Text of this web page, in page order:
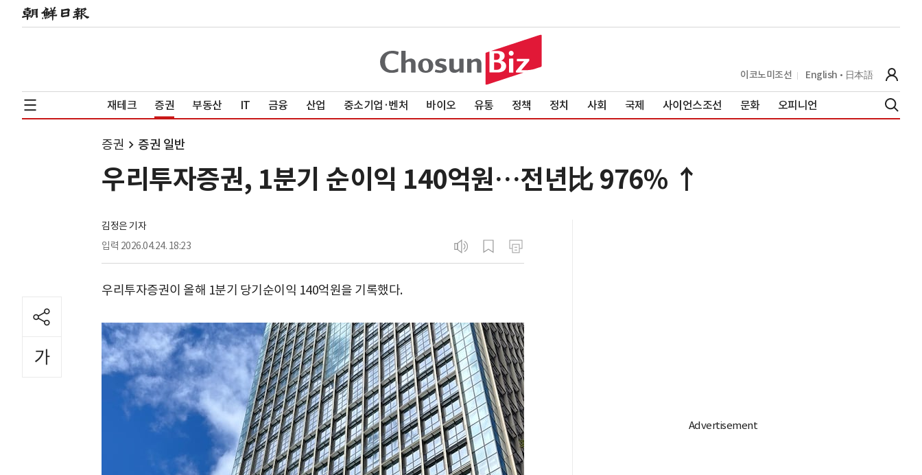
이코노미조선 English 日本語
재테크 증권 부동산 IT 금융 산업 중소기업·벤처 바이오 유통 정책 정치 사회 국제 사이언스조선 문화 오피니언
증권 증권 일반
우리투자증권, 1분기 순이익 140억원…전년比 976% ↑
김정은 기자
입력 2026.04.24. 18:23
우리투자증권이 올해 1분기 당기순이익 140억원을 기록했다.